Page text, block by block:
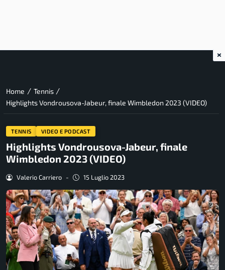
Home / Tennis /
Highlights Vondrousova-Jabeur, finale Wimbledon 2023 (VIDEO)
TENNIS VIDEO E PODCAST
Highlights Vondrousova-Jabeur, finale
Wimbledon 2023 (VIDEO)
Valerio Carriero - 15 Luglio 2023
×